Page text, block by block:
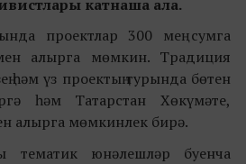
катнаша ала.
проектлар 300 мең сумга
алырга мөмкин. Традиция
һәм үз проектың турында бөтен
һәм Татарстан Хөкүмәте,
алырга мөмкинлек бирә.
тематик юнәлешләр буенча